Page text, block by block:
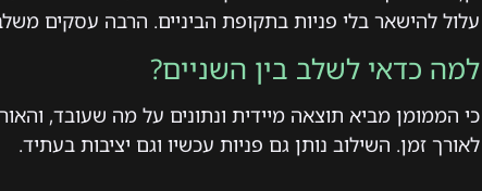
עלול להישאר בלי פניות בתקופת הביניים. הרבה עסקים
למה כדאי לשלב בין השניים?
כי הממומן מביא תוצאה מיידית ונתונים על מה שעובד,
לאורך זמן. השילוב נותן גם פניות עכשיו וגם יציבות בעתיד.